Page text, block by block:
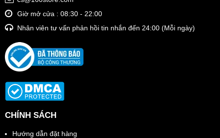
Giờ mở cửa : 08:30 - 22:00
Nhân viên tư vấn phản hồi tin nhắn đến 24:00 (Mỗi ngày)
CHÍNH SÁCH
Hướng dẫn đặt hàng